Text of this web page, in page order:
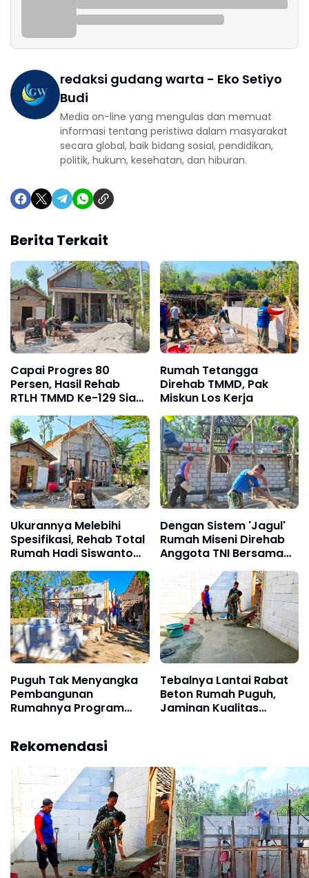
redaksi gudang warta - Eko Setiyo
Budi
Media on-line yang mengulas dan memuat
informasi tentang peristiwa dalam masyarakat
secara global, baik bidang sosial, pendidikan,
politik, hukum, kesehatan, dan hiburan.
Berita Terkait
Capai Progres 80
Persen, Hasil Rehab
RTLH TMMD Ke-129 Siap
Dihuni Kembali
Rumah Tetangga
Direhab TMMD, Pak
Miskun Los Kerja
Ukurannya Melebihi
Spesifikasi, Rehab Total
Rumah Hadi Siswanto
Dikebut Pengerjaannya
Dengan Sistem 'Jagul'
Rumah Miseni Direhab
Anggota TNI Bersama
Warga
Puguh Tak Menyangka
Pembangunan
Rumahnya Program
Secepat Ini
Tebalnya Lantai Rabat
Beton Rumah Puguh,
Jaminan Kualitas
Rekomendasi